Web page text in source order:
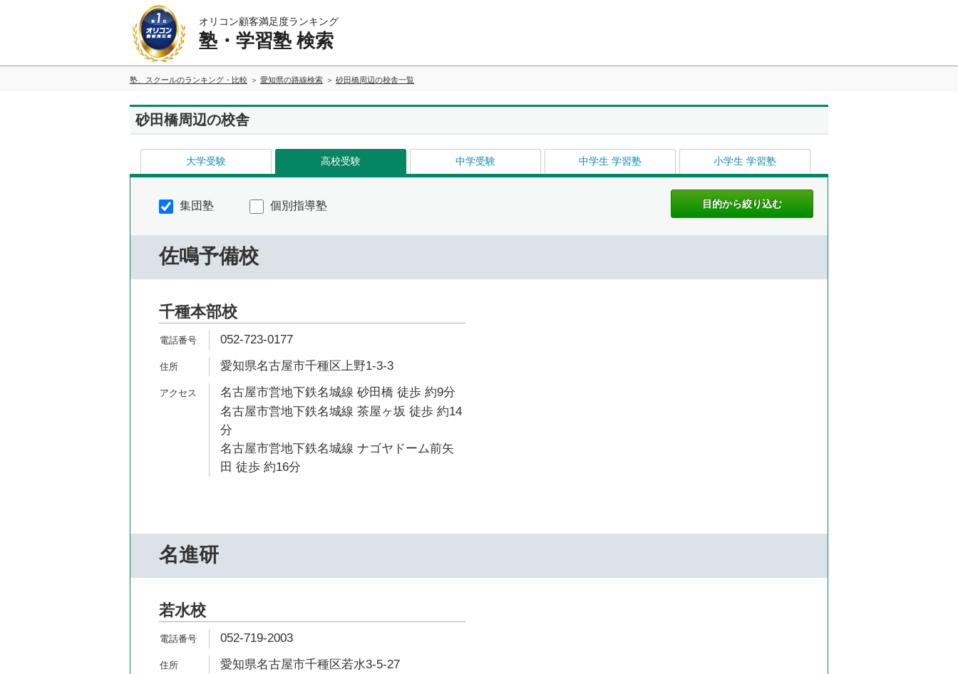
オリコン顧客満足度ランキング
塾・学習塾 検索
塾、スクールのランキング・比較 愛知県の路線検索 砂田橋周辺の校舎一覧
砂田橋周辺の校舎
大学受験 高校受験 中学受験 中学生 学習塾 小学生 学習塾
集団塾 個別指導塾
佐鳴予備校
千種本部校
052-723-0177
愛知県名古屋市千種区上野1-3-3
名古屋市営地下鉄名城線 砂田橋 徒歩 約9分
名古屋市営地下鉄名城線 茶屋ヶ坂 徒歩 約14
分
名古屋市営地下鉄名城線 ナゴヤドーム前矢
田 徒歩 約16分
名進研
若水校
052-719-2003
愛知県名古屋市千種区若水3-5-27